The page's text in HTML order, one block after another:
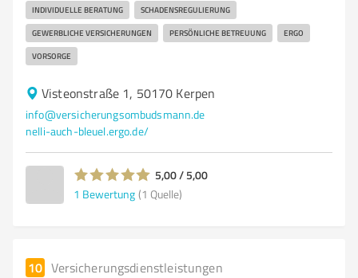
INDIVIDUELLE BERATUNG SCHADENSREGULIERUNG
GEWERBLICHE VERSICHERUNGEN PERSÖNLICHE BETREUUNG ERGO
VORSORGE
Visteonstraße 1, 50170 Kerpen
info@versicherungsombudsmann.de
nelli-auch-bleuel.ergo.de/
5,00 / 5,00
1 Bewertung (1 Quelle)
10 Versicherungsdienstleistungen